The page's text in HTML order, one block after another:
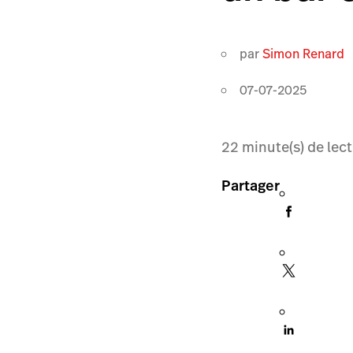
parSimon Renard
07-07-2025
22 minute(s) de
Partager